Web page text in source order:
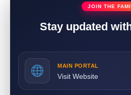
JOIN THE
Stay updated
MAIN PORTAL
Visit Website